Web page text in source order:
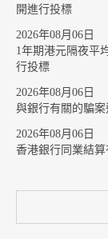
開進行投標
2026年08月06日
1年期港元隔夜平
行投標
2026年08月06日
與銀行有關的騙案
2026年08月06日
香港銀行同業結